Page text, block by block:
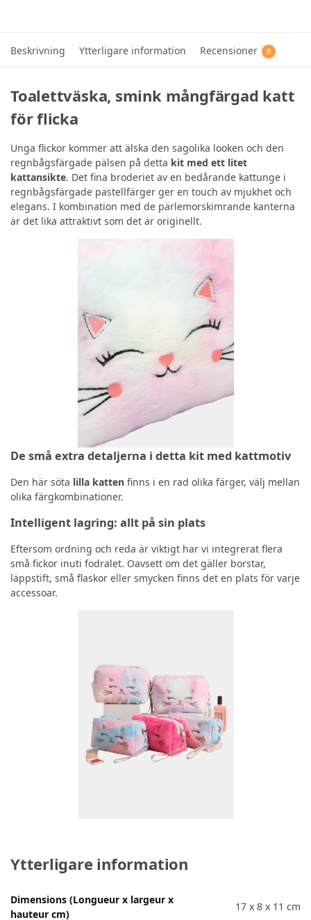
Beskrivning Ytterligare information Recensioner 0
Toalettväska, smink mångfärgad katt
för flicka
Unga flickor kommer att älska den sagolika looken och den
regnbågsfärgade pälsen på detta kit med ett litet
kattansikte. Det fina broderiet av en bedårande kattunge i
regnbågsfärgade pastellfärger ger en touch av mjukhet och
elegans. I kombination med de pärlemorskimrande kanterna
är det lika attraktivt som det är originellt.
De små extra detaljerna i detta kit med kattmotiv
Den här söta lilla katten finns i en rad olika färger, välj mellan
olika färgkombinationer.
Intelligent lagring: allt på sin plats
Eftersom ordning och reda är viktigt har vi integrerat flera
små fickor inuti fodralet. Oavsett om det gäller borstar,
läppstift, små flaskor eller smycken finns det en plats för varje
accessoar.
Ytterligare information
Dimensions (Longueur x largeur x
hauteur cm)
17 x 8 x 11 cm